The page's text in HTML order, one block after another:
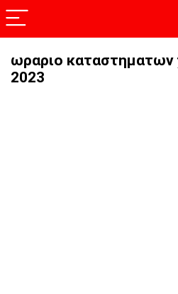
ωραριο καταστηματων
2023